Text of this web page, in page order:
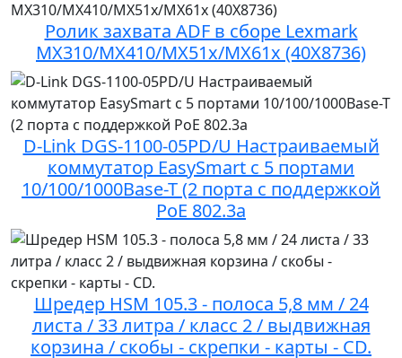
Ролик захвата ADF в сборе Lexmark
MX310/MX410/MX51x/MX61x (40X8736)
D-Link DGS-1100-05PD/U Настраиваемый
коммутатор EasySmart с 5 портами
10/100/1000Base-T (2 порта с поддержкой
PoE 802.3a
Шредер HSM 105.3 - полоса 5,8 мм / 24
листа / 33 литра / класс 2 / выдвижная
корзина / скобы - скрепки - карты - CD.